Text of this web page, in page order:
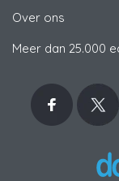
Over ons
Meer dan 25.000